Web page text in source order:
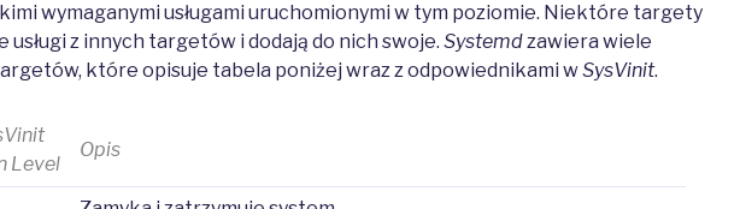
wymaganymi usługami uruchomionymi w tym poziomie. Niektóre targety
usługi z innych targetów i dodają do nich swoje. Systemdzawiera wiele
które opisuje tabela poniżej wraz z odpowiednikami wSysVinit.
Level
Opis